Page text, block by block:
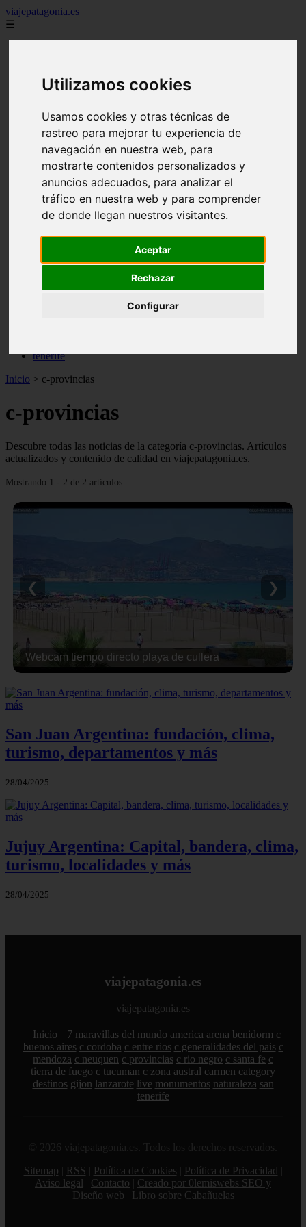
Utilizamos cookies
Usamos cookies y otras técnicas de
rastreo para mejorar tu experiencia de
navegación en nuestra web, para
mostrarte contenidos personalizados y
anuncios adecuados, para analizar el
tráfico en nuestra web y para comprender
de donde llegan nuestros visitantes.
Aceptar
Rechazar
Configurar
viajepatagonia.es
☰
benidorm
c entre rios
c generalidades del pais
c mendoza
c neuquen
c provincias
c rio negro
c santa fe
c tucuman
destinos
lanzarote
tenerife
Inicio > c-provincias
c-provincias
Descubre todas las noticias de la categoría c-provincias. Artículos
actualizados y contenido de calidad en viajepatagonia.es.
Mostrando 1 - 2 de 2 artículos
Webcam tiempo directo playa de cullera
❮ ❯
San Juan Argentina: fundación, clima,
turismo, departamentos y más
28/04/2025
Jujuy Argentina: Capital, bandera, clima,
turismo, localidades y más
28/04/2025
viajepatagonia.es
viajepatagonia.es
Inicio 7 maravillas del mundo america arena benidorm c
buenos aires c cordoba c entre rios c generalidades del pais c
mendoza c neuquen c provincias c rio negro c santa fe c
tierra de fuego c tucuman c zona austral carmen category
destinos gijon lanzarote live monumentos naturaleza san
tenerife
© 2026 viajepatagonia.es. Todos los derechos reservados.
Sitemap
RSS Política de Cookies Política de Privacidad
Aviso legal
Contacto
Creado por 0lemiswebs SEO y
Diseño web
Libro sobre Cabañuelas